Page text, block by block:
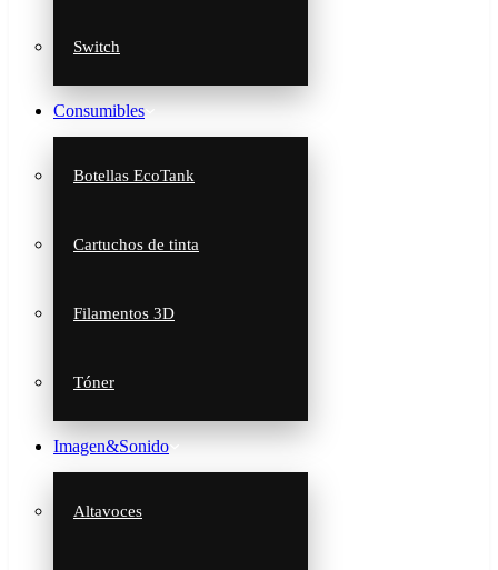
Switch
Consumibles
Botellas EcoTank
Cartuchos de tinta
Filamentos 3D
Tóner
Imagen&Sonido
Altavoces